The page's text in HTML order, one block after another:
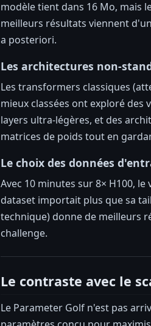
modèle tient dans 16 Mo, mais
meilleurs résultats viennent
a posteriori.
Les architectures non-
Les transformers classiques
mieux classées ont exploré des
layers ultra-légères, et des
matrices de poids tout en
Le choix des données
Avec 10 minutes sur 8× H100,
dataset importait plus que sa
technique) donne de meilleurs
challenge.
Le contraste avec le
Le Parameter Golf n'est pas